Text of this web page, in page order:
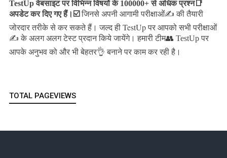
TestUp वेबसाइट पर विभिन्न विषयों के 100000+ से अधिक प्रश्न📑
अपडेट कर दिए गए हैं। ☑️ जिनसे अपनी आगामी परीक्षाओं✍️ की तैयारी
जोरदार तरीके से कर सकते हैं।जल्द ही TestUp पर आपको सभी परीक्षाओं
✍️ के अलग अलग टेस्ट प्रदान किये जायेंगे। हमारी टीम👥 TestUp पर
आपके अनुभव को और भी बेहतर👌 बनाने पर काम कर रही है।
TOTAL PAGEVIEWS